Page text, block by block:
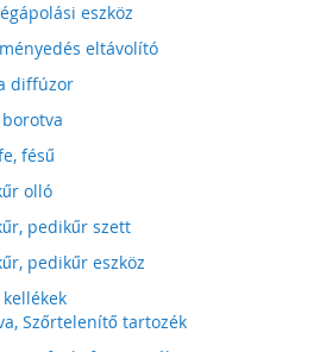
eszköz
eltávolító
diffúzor
fésű
olló
pedikűr szett
pedikűr eszköz
Szőrtelenítő tartozék